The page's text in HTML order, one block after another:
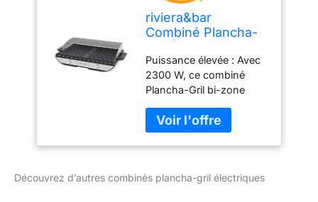
utilisation sécurisée,
avec un compartiment
de rangement pour la
spatule
riviera&bar
Combiné Plancha-
2300W, Surface de
Cuisson 53,5x33
cm - Plaques Fonte
d'Aluminium
Antiadhésives,
Plaque Réversible -
Compatible Lave-
Personnes
Puissance élevée : Avec
2300 W, ce combiné
Plancha-Gril bi-zone
température rapide et
une cuisson homogène.
Idéal pour préparer
légumes, il garantit des
Découvrez d’autres combinés plancha-gril électriques